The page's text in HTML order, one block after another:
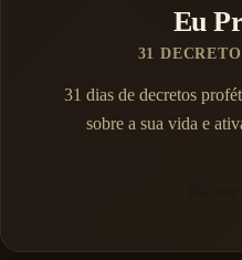
Eu
31
31 dias de decretos
sobre a sua vida e